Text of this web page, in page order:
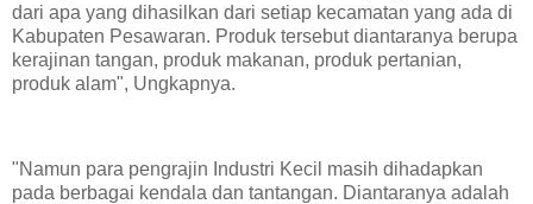
dari apa yang dihasilkan dari setiap kecamatan yang ada di
Kabupaten Pesawaran. Produk tersebut diantaranya berupa
kerajinan tangan, produk makanan, produk pertanian,
produk alam", Ungkapnya.
"Namun para pengrajin Industri Kecil masih dihadapkan
pada berbagai kendala dan tantangan. Diantaranya adalah